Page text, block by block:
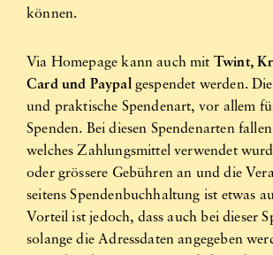
können.
Via Homepage kann auch mit Twint,
Card und Paypalgespendet werden.
und praktische Spendenart, vor allem
Spenden. Bei diesen Spendenarten
welches Zahlungsmittel verwendet
oder grössere Gebühren an und die
seitens Spendenbuchhaltung ist etwas
Vorteil ist jedoch, dass auch bei dieser
solange die Adressdaten angegeben